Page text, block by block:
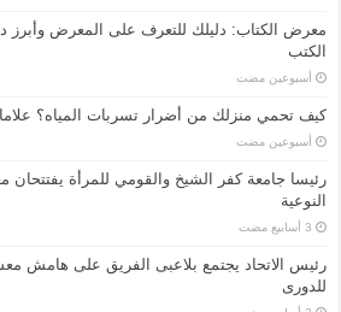
معرض الكتاب: دليلك للتعرف على المعرض وأبرز
الكتب
‏أسبوعين مضت
كيف تحمي منزلك من أضرار تسربات المياه؟
‏أسبوعين مضت
رئيسا جامعة كفر الشيخ والقومي للمرأة يفتتحان
النوعية
رئيس الاتحاد يجتمع بلاعبى الفريق على هامش
للدورى